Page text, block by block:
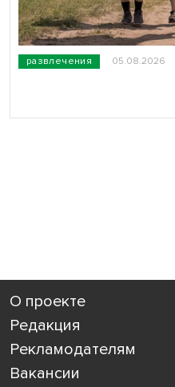
развлечения 05.08.2026
О проекте
Редакция
Рекламодателям
Вакансии